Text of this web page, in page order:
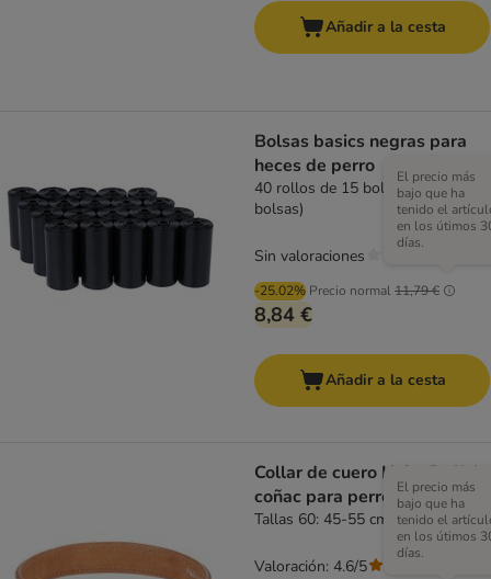
Añadir a la cesta
Bolsas basics negras para
heces de perro
40 rollos de 15 bolsas (600
bolsas)
-25.02% Precio normal11,79 €
El precio más
bajo que ha
tenido el
en los útimos
días.
8,84 €
Sin valoraciones
Añadir a la cesta
Collar de cuero Heim Buffalo
coñac para perros
Tallas 60: 45-55 cm de cuello
El precio más
bajo que ha
tenido el
en los útimos
días.
Valoración: 4.6/5